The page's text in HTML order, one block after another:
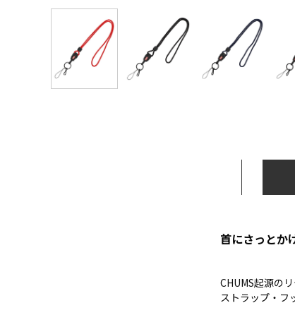
首にさっとか
CHUMS起源の
ストラップ・フ